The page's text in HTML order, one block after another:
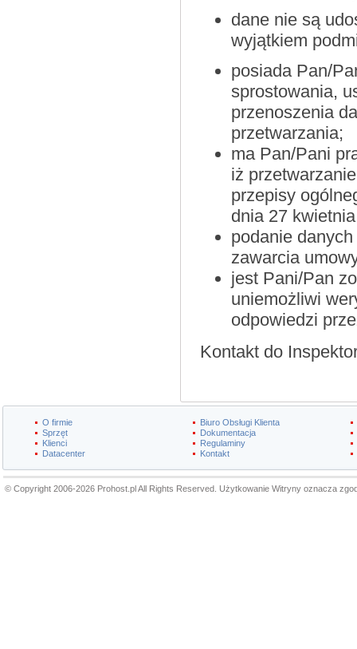
dane nie są
wyjątkiem
posiada Pan/
sprostowania,
przenoszenia
przetwarzania;
ma Pan/Pani
iż
przepisy
dnia 27
podanie
zawarcia
jest Pani/Pan
uniemożliwi
odpowiedzi
Kontakt do
O firmie
Sprzęt
Klienci
Datacenter
Biuro Obsługi Klienta
Dokumentacja
Regulaminy
Kontakt
© Copyright 2006-2026 Prohost.pl All Rights Reserved. Użytkowanie Witryny oznacza